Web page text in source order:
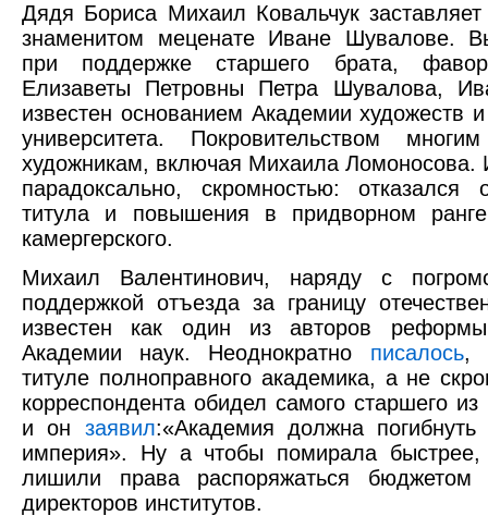
Дядя Бориса Михаил Ковальчук
знаменитом меценате Иване Шувалове.
при поддержке старшего брата,
Елизаветы Петровны Петра Шувалова,
известен основанием Академии художеств
университета. Покровительством
художникам, включая Михаила Ломоносова.
парадоксально, скромностью: отказался
титула и повышения в придворном
камергерского.
Михаил Валентинович, наряду с
поддержкой отъезда за границу
известен как один из авторов реформы
Академии наук. Неоднократно писалось,
титуле полноправного академика, а не
корреспондента обидел самого старшего из
и он заявил:«Академия должна
империя». Ну а чтобы помирала
лишили права распоряжаться бюджетом
директоров институтов.